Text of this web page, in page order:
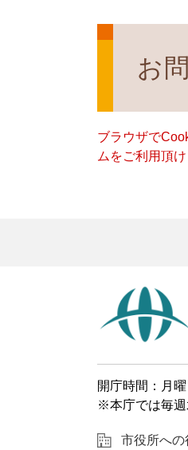
お
ブラウザで
ムをご利用頂け
開庁時間：月
※本庁では毎週
市役所への